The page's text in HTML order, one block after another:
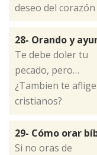
deseo del
28- Orando y
Te debe doler tu
pecado, pero…
¿Tambien te
cristianos?
29- Cómo orar
Si no oras de